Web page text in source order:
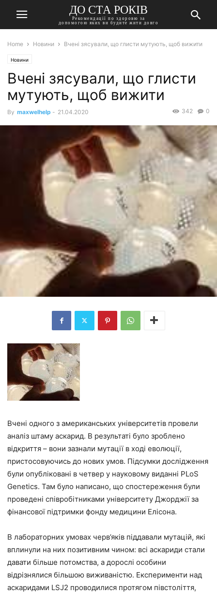
ДО СТА РОКІВ
Рекомендації по здоровю за
допомогою яких ви будите жити довго
Home Новини Вчені зясували, що глисти мутують, щоб вижити
Новини
Вчені зясували, що глисти
мутують, щоб вижити
By maxwelhelp - 21.04.2020 0
342
Вчені одного з американських університетів провели
аналіз штаму аскарид. В результаті було зроблено
відкриття – вони зазнали мутації в ході еволюції,
пристосовуючись до нових умов. Підсумки дослідження
були опубліковані в четвер у науковому виданні PLoS
Genetics. Там було написано, що спостереження були
проведені співробітниками університету Джорджії за
фінансової підтримки фонду медицини Елісона.
В лабораторних умовах черв’яків піддавали мутацій, які
вплинули на них позитивним чином: всі аскариди стали
давати більше потомства, а дорослі особини
відрізнялися більшою виживаністю. Експерименти над
аскаридами LSJ2 проводилися протягом півстоліття,